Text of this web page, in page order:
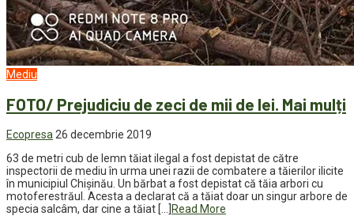
Mediu
FOTO/ Prejudiciu de zeci de mii de lei. Mai mulți
Ecopresa 26 decembrie 2019
63 de metri cub de lemn tăiat ilegal a fost depistat de către
inspectorii de mediu în urma unei razii de combatere a tăierilor ilicite
în municipiul Chișinău. Un bărbat a fost depistat că tăia arbori cu
motoferestrăul. Acesta a declarat că a tăiat doar un singur arbore de
specia salcâm, dar cine a tăiat […]
Read More